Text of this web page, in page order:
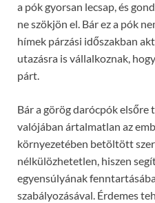
a pók gyorsan lecsap, és
ne szökjön el. Bár ez a pók
hímek párzási időszakban
utazásra is vállalkoznak,
párt.
Bár a görög darócpók
valójában ártalmatlan az
környezetében betöltött
nélkülözhetetlen, hiszen
egyensúlyának
szabályozásával. Érdemes